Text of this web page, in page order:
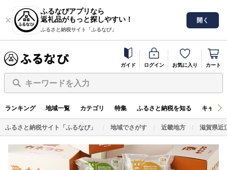
ふるなびアプリなら
返礼品がもっと探しやすい！
ふるさと納税サイト「ふるなび」
開く
ガイド ログイン お気に入り カート
キーワードを入力
ランキング 地域一覧 カテゴリ 特集 ふるさと納税を知る キャン
ふるさと納税サイト「ふるなび」 地域でさがす 近畿地方 滋賀県近